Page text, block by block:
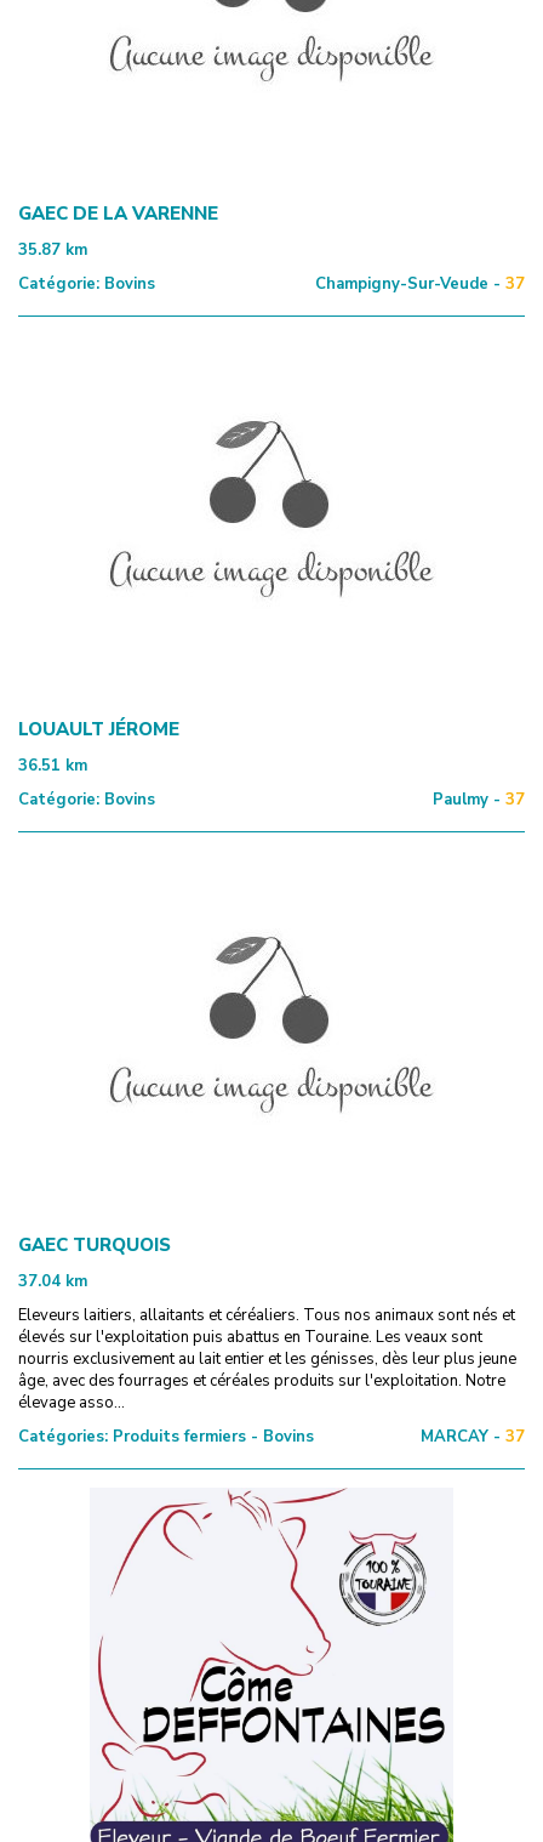
GAEC DE LA VARENNE
35.87 km
Catégorie: Bovins Champigny-Sur-Veude - 37
LOUAULT JÉROME
36.51 km
Catégorie: Bovins Paulmy - 37
GAEC TURQUOIS
37.04 km
Eleveurs laitiers, allaitants et céréaliers. Tous nos animaux sont nés et
élevés sur l'exploitation puis abattus en Touraine. Les veaux sont
nourris exclusivement au lait entier et les génisses, dès leur plus jeune
âge, avec des fourrages et céréales produits sur l'exploitation. Notre
élevage asso...
Catégories: Produits fermiers - Bovins MARCAY - 37